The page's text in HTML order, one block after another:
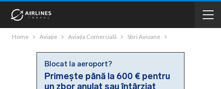
Home Aviație Aviația Comercială Stiri Avioane